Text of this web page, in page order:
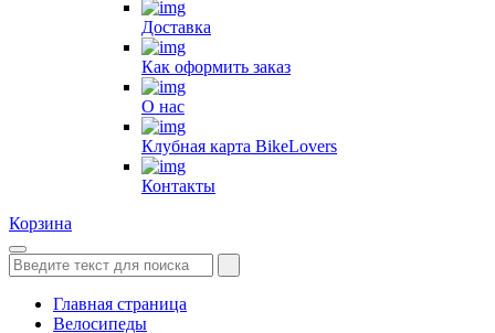
Доставка
Как оформить заказ
О нас
Клубная карта BikeLovers
Контакты
Корзина
Главная страница
Велосипеды